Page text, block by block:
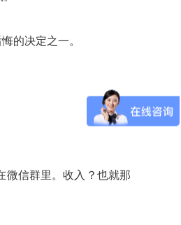
的决定之一。
微信群里。收入？也就那